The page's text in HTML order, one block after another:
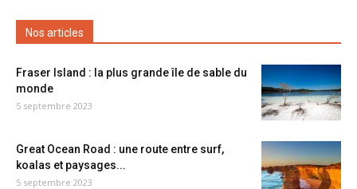
Nos articles
Fraser Island : la plus grande île de sable du
monde
5 septembre 2023
Great Ocean Road : une route entre surf,
koalas et paysages...
5 septembre 2023